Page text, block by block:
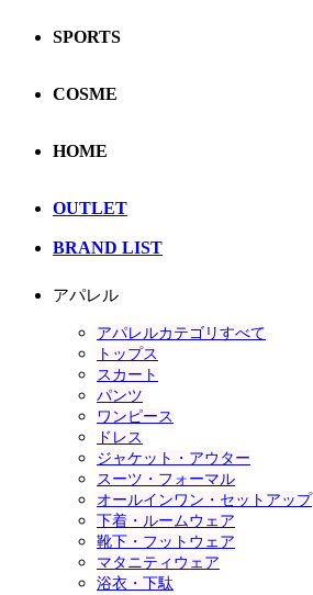
SPORTS
COSME
HOME
OUTLET
BRAND LIST
アパレル
アパレルカテゴリすべて
トップス
スカート
パンツ
ワンピース
ドレス
ジャケット・アウター
スーツ・フォーマル
オールインワン・セットアップ
下着・ルームウェア
靴下・フットウェア
マタニティウェア
浴衣・下駄